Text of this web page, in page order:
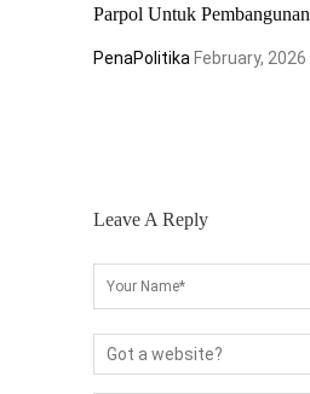
Parpol Untuk Pembangunan
PenaPolitika February, 2026
Leave A Reply